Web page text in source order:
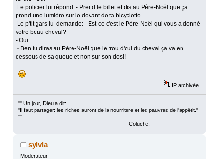
Le policier lui répond: - Prend le billet et dis au Père-Noël que ça
prend une lumière sur le devant de ta bicyclette.
Le p'tit gars lui demande: - Est-ce c'est le Père-Noël qui vous a donné
votre beau cheval?
- Oui
- Ben tu diras au Père-Noël que le trou d'cul du cheval ça va en
dessous de sa queue et non sur son dos!!
IP archivée
"" Un jour, Dieu a dit:
"Il faut partager: les riches auront de la nourriture et les pauvres de l'appêtit."
""
Coluche.
sylvia
Moderateur